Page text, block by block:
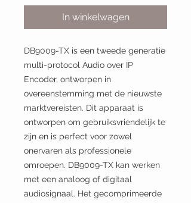
In winkelwagen
DB9009-TX is een tweede generatie
multi-protocol Audio over IP
Encoder, ontworpen in
overeenstemming met de nieuwste
marktvereisten. Dit apparaat is
ontworpen om gebruiksvriendelijk te
zijn en is perfect voor zowel
onervaren als professionele
omroepen. DB9009-TX kan werken
met een analoog of digitaal
audiosignaal. Het gecomprimeerde